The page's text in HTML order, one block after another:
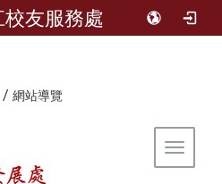
校友服務處
/ 網站導覽
Toggle